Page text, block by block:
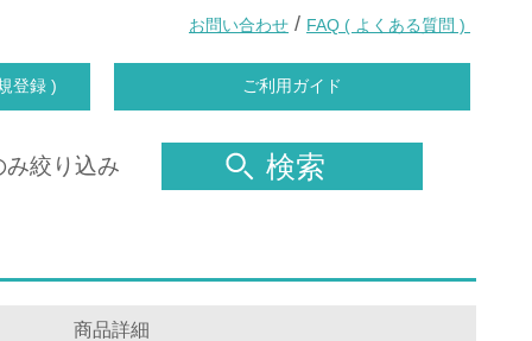
お問い合わせ / FAQ ( よくある質問 )
登録 ) ご利用ガイド
み絞り込み 検索
商品詳細